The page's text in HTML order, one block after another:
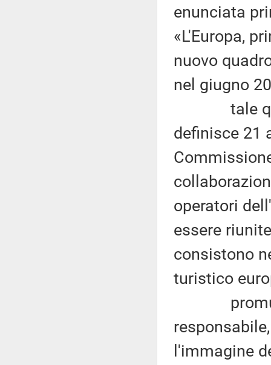
enunciata
«L'Europa,
nuovo
nel giugno
tale
definisce 21
operatori
essere
consistono
turistico
l'immagine